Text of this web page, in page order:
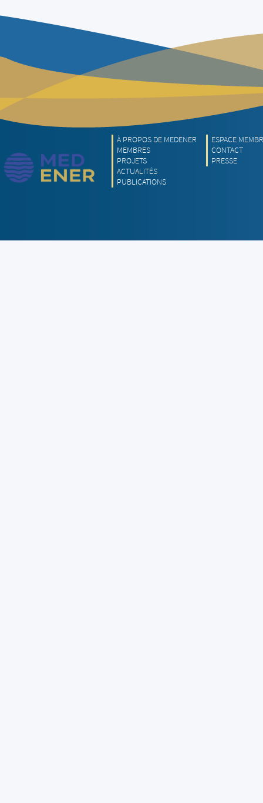
À PROPOS DE MEDENER
MEMBRES
PROJETS
ACTUALITÉS
PUBLICATIONS
ESPACE
CONTACT
PRESSE